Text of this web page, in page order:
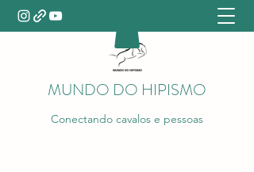
MUNDO DO HIPISMO
Conectando cavalos e pessoas